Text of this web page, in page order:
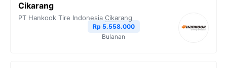
Cikarang
PT Hankook Tire Indonesia Cikarang
Rp 5.558.000
Bulanan